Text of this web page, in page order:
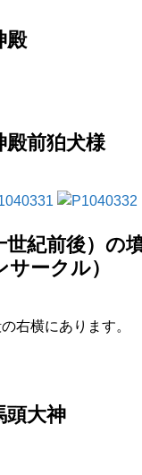
殿
殿前狛犬様
紀前後）の
ークル）
右横にあります。
大神